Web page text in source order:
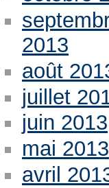
2013
août
juillet
juin 2013
mai 2013
avril